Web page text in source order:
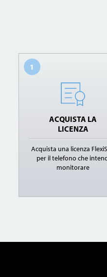
1
ACQUISTA LA
LICENZA
Acquista una licenza
per il telefono che
monitorare